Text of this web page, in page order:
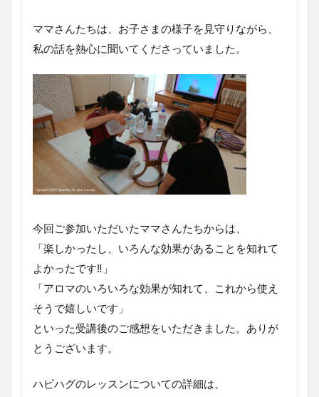
ママさんたちは、お子さまの様子を見守りながら、
私の話を熱心に聞いてくださっていました。
今回ご参加いただいたママさんたちからは、
「楽しかったし、いろんな効果があることを知れて
よかったです‼」
「アロマのいろいろな効果が知れて、これから使え
そうで嬉しいです」
といった受講後のご感想をいただきました。ありが
とうございます。
ハピハグのレッスンについての詳細は、